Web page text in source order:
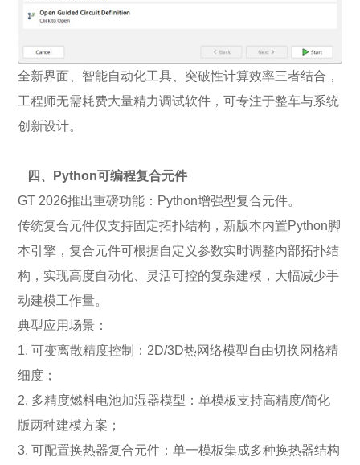
全新界面、智能自动化工具、突破性计算效率三者结合，
工程师无需耗费大量精力调试软件，可专注于整车与系统
创新设计。
四、Python可编程复合元件
GT 2026推出重磅功能：Python增强型复合元件。
传统复合元件仅支持固定拓扑结构，新版本内置Python脚
本引擎，复合元件可根据自定义参数实时调整内部拓扑结
构，实现高度自动化、灵活可控的复杂建模，大幅减少手
动建模工作量。
典型应用场景：
1. 可变离散精度控制：2D/3D热网络模型自由切换网格精
细度；
2. 多精度燃料电池加湿器模型：单模板支持高精度/简化
版两种建模方案；
3. 可配置换热器复合元件：单一模板集成多种换热器结构